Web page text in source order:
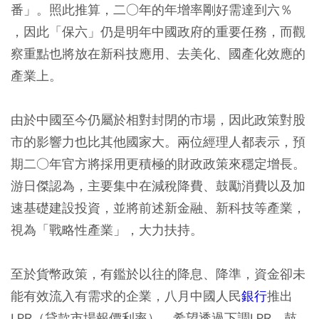
番」。照此推算，二○年的年增率剛好需達到六％
，因此「保六」仍是明年中國政府的重要任務，而觀
察重點也將放在新科技應用、去美化、國產化效應的
產業上。
由於中國至今仍屬於相對封閉的市場，因此政策對股
市的影響力也比其他國家大。兩位經理人都表示，預
期二○年官方將採用更積極的財政政策來穩定增長。
游日傑認為，主要集中在減稅降費、鼓勵消費以及加
速基礎建設投資，並將前述新金融、新科技等產業，
視為「戰略性產業」，大力扶持。
至於貨幣政策，有鑑於以往的降息、降準，資金卻未
能有效流入有需求的企業，八月中國人民銀行推出